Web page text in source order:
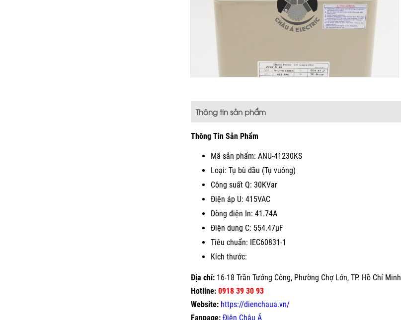
Thông tin sản phẩm
Thông Tin Sản Phẩm
Mã sản phẩm: ANU-41230KS
Loại: Tụ bù dầu (Tụ vuông)
Công suất Q: 30KVar
Điện áp U: 415VAC
Dòng điện In: 41.74A
Điện dung C: 554.47µF
Tiêu chuẩn: IEC60831-1
Kích thước:
Địa chỉ: 16-18 Trần Tướng Công, Phường Chợ Lớn, TP. Hồ Chí Minh
Hotline: 0918 39 30 93
Website: https://dienchaua.vn/
Fanpage: Điện Châu Á